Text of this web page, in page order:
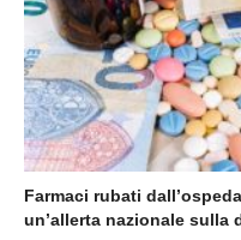
Farmaci rubati
un’allerta nazionale sulla